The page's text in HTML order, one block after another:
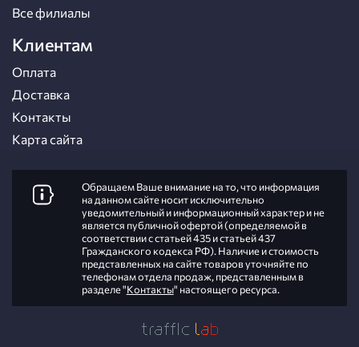
Все филиалы
Клиентам
Оплата
Доставка
Контакты
Карта сайта
Обращаем Ваше внимание на то, что информация
на данном сайте носит исключительно
уведомительный и информационный характер и не
является публичной офертой (определяемой в
соответствии с статьей 435 и статьей 437
Гражданского кодекса РФ). Наличие и стоимость
представленных на сайте товаров уточняйте по
телефонам отдела продаж, представленным в
разделе "Контакты" настоящего ресурса.